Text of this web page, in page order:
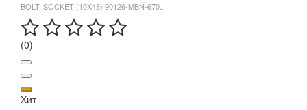
BOLT, SOCKET (10X48) 90126-MBN-670..
(0)
Хит